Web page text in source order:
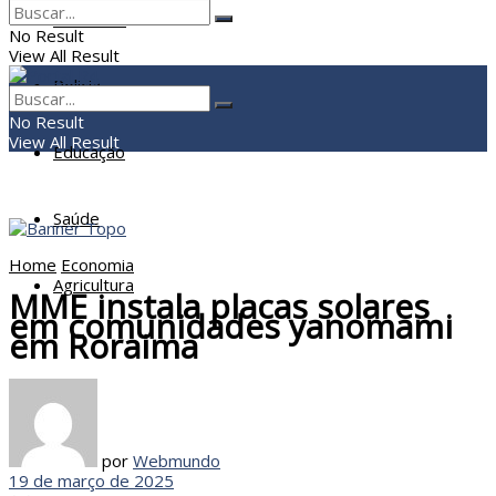
Economia
Policia
Educação
Saúde
Agricultura
No Result
View All Result
No Result
View All Result
Home Economia
MME instala placas solares
em comunidades yanomami
em Roraima
por Webmundo
19 de março de 2025